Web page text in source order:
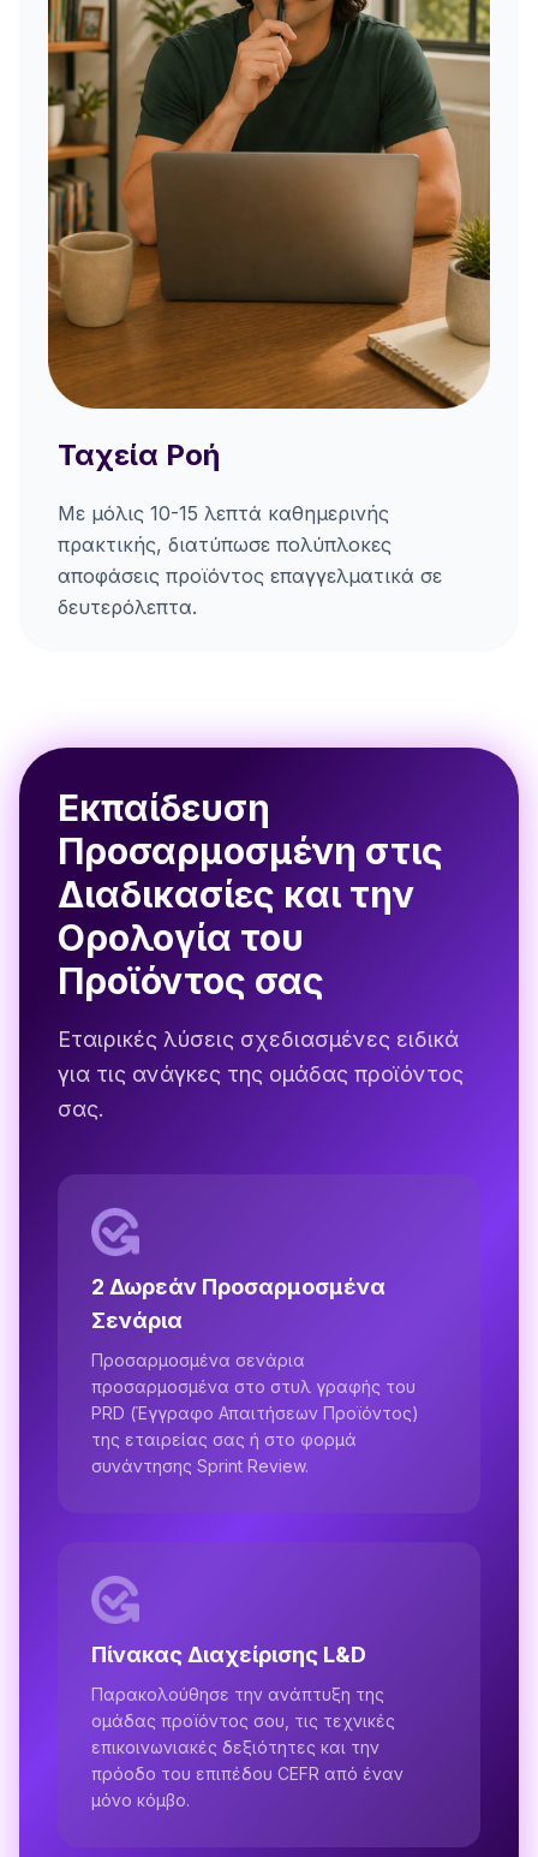
Ταχεία Ροή
Με μόλις 10-15 λεπτά καθημερινής
πρακτικής, διατύπωσε πολύπλοκες
αποφάσεις προϊόντος επαγγελματικά σε
δευτερόλεπτα.
Εκπαίδευση
Προσαρμοσμένη στις
Διαδικασίες και την
Ορολογία του
Προϊόντος σας
Εταιρικές λύσεις σχεδιασμένες ειδικά
για τις ανάγκες της ομάδας προϊόντος
σας.
2 Δωρεάν Προσαρμοσμένα
Σενάρια
Προσαρμοσμένα σενάρια
προσαρμοσμένα στο στυλ γραφής του
PRD (Έγγραφο Απαιτήσεων Προϊόντος)
της εταιρείας σας ή στο φορμά
συνάντησης Sprint Review.
Πίνακας Διαχείρισης L&D
Παρακολούθησε την ανάπτυξη της
ομάδας προϊόντος σου, τις τεχνικές
επικοινωνιακές δεξιότητες και την
πρόοδο του επιπέδου CEFR από έναν
μόνο κόμβο.